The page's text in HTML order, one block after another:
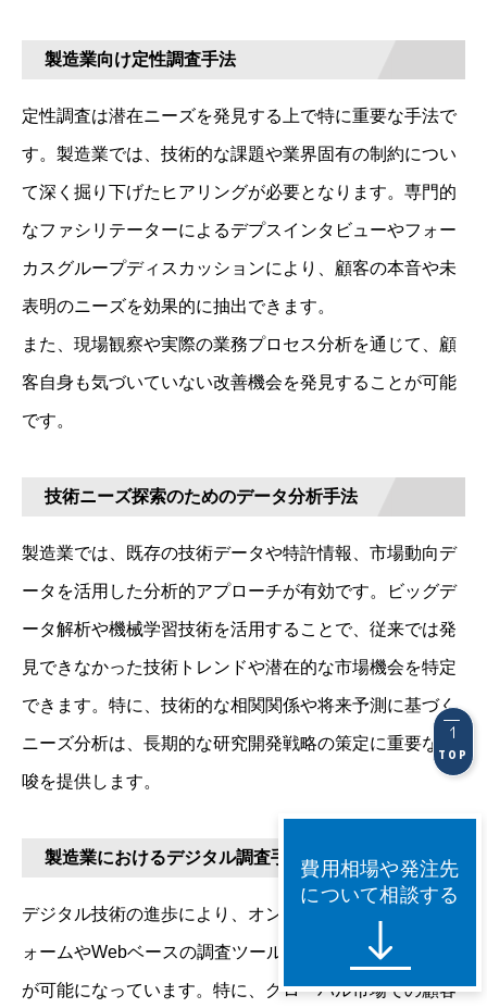
製造業向け定性調査手法
定性調査は潜在ニーズを発見する上で特に重要な手法で
す。製造業では、技術的な課題や業界固有の制約につい
て深く掘り下げたヒアリングが必要となります。専門的
なファシリテーターによるデプスインタビューやフォー
カスグループディスカッションにより、顧客の本音や未
表明のニーズを効果的に抽出できます。
また、現場観察や実際の業務プロセス分析を通じて、顧
客自身も気づいていない改善機会を発見することが可能
です。
技術ニーズ探索のためのデータ分析手法
製造業では、既存の技術データや特許情報、市場動向デ
ータを活用した分析的アプローチが有効です。ビッグデ
ータ解析や機械学習技術を活用することで、従来では発
見できなかった技術トレンドや潜在的な市場機会を特定
できます。特に、技術的な相関関係や将来予測に基づく
ニーズ分析は、長期的な研究開発戦略の策定に重要な示
唆を提供します。
製造業におけるデジタル調査手法の活用
デジタル技術の進歩により、オンライン調査プラットフ
ォームやWebベースの調査ツールを活用したニーズ探索
が可能になっています。特に、グローバル市場での顧客
TOP
費用相場や発注先
について相談する